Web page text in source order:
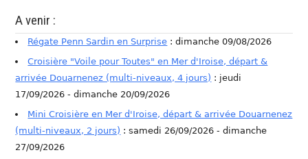
A venir :
Régate Penn Sardin en Surprise : dimanche 09/08/2026
Croisière "Voile pour Toutes" en Mer d'Iroise, départ &
arrivée Douarnenez (multi-niveaux, 4 jours) : jeudi
17/09/2026 - dimanche 20/09/2026
Mini Croisière en Mer d'Iroise, départ & arrivée Douarnenez
(multi-niveaux, 2 jours) : samedi 26/09/2026 - dimanche
27/09/2026